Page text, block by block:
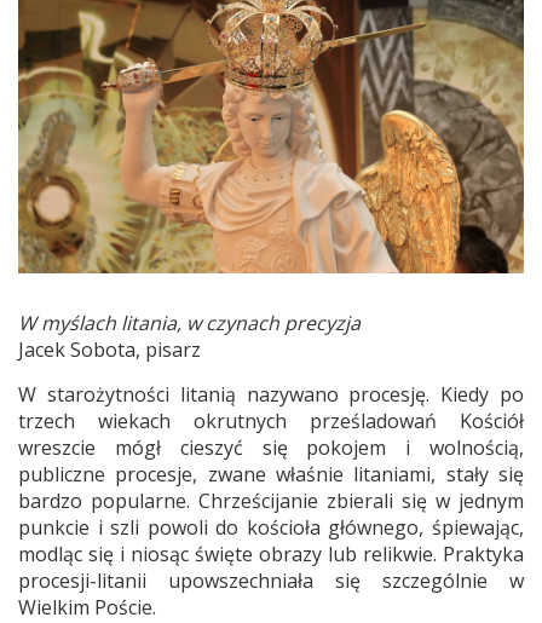
W myślach litania, w czynach precyzja
Jacek Sobota, pisarz
W starożytności litanią nazywano procesję. Kiedy po
trzech wiekach okrutnych prześladowań Kościół
wreszcie mógł cieszyć się pokojem i wolnością,
publiczne procesje, zwane właśnie litaniami, stały się
bardzo popularne. Chrześcijanie zbierali się w jednym
punkcie i szli powoli do kościoła głównego, śpiewając,
modląc się i niosąc święte obrazy lub relikwie. Praktyka
procesji-litanii upowszechniała się szczególnie w
Wielkim Poście.